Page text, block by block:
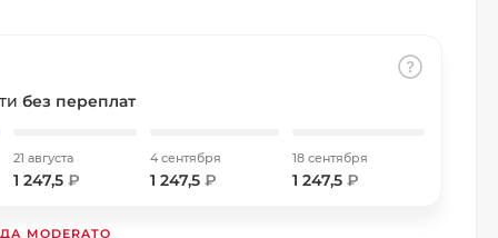
без переплат
21 августа
1 247,5 ₽
4 сентября
1 247,5₽
18 сентября
1 247,5 ₽
MODERATO